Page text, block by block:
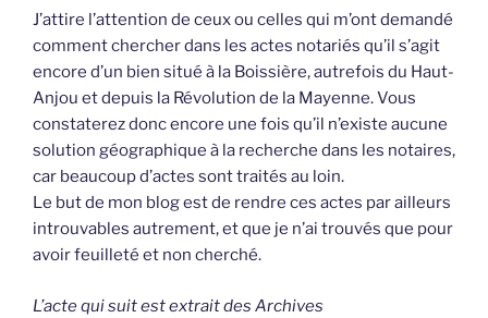
J’attire l’attention de ceux ou celles qui m’ont demandé
comment chercher dans les actes notariés qu’il s’agit
encore d’un bien situé à la Boissière, autrefois du Haut-
Anjou et depuis la Révolution de la Mayenne. Vous
constaterez donc encore une fois qu’il n’existe aucune
solution géographique à la recherche dans les notaires,
car beaucoup d’actes sont traités au loin.
Le but de mon blog est de rendre ces actes par ailleurs
introuvables autrement, et que je n’ai trouvés que pour
avoir feuilleté et non cherché.
L’acte qui suit est extrait des Archives